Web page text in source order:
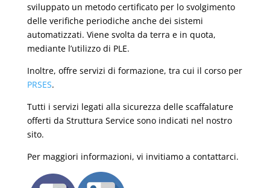
sviluppato un metodo certificato per lo svolgimento
delle verifiche periodiche anche dei sistemi
automatizzati. Viene svolta da terra e in quota,
mediante l’utilizzo di PLE.
Inoltre, offre servizi di formazione, tra cui il corso per
PRSES.
Tutti i servizi legati alla sicurezza delle scaffalature
offerti da Struttura Service sono indicati nel nostro
sito.
Per maggiori informazioni, vi invitiamo a contattarci.